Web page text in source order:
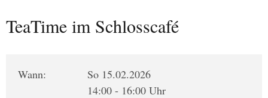
TeaTime im Schlosscafé
Wann:
So 15.02.2026
14:00 - 16:00 Uhr